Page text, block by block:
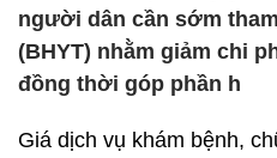
người dân cần sớm
(BHYT) nhằm giảm chi
đồng thời góp phần h
Giá dịch vụ khám bệnh,